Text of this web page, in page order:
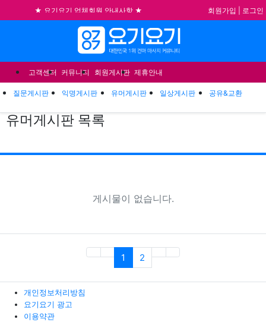
★ 요기요기 업체회원 안내사항 ★
불건전한 게시글은 삭제 및 회원탈퇴 됩니다.
합법적이고 건전한 업체와 광고를 제휴합니다.
★요기요기 설 연휴 휴무 안내★
회원가입 로그인
고객센터 커뮤니티 회원게시판 제휴안내
질문게시판 익명게시판 유머게시판 일상게시판 공유&교환
유머게시판 목록
게시물이 없습니다.
1 (current)
2
개인정보처리방침
요기요기 광고
이용약관